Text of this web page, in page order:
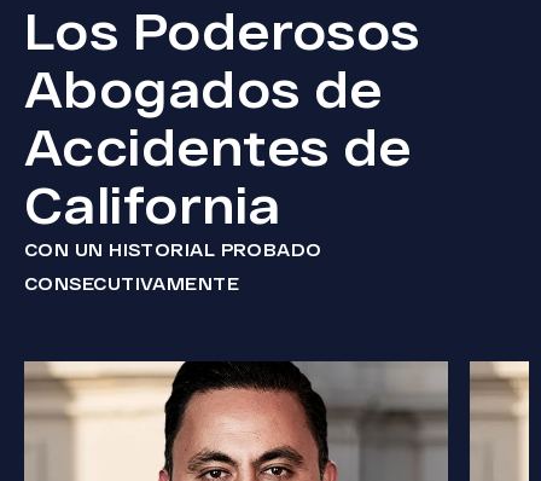
Los Poderosos
Abogados de
Accidentes de
California
CON UN HISTORIAL PROBADO
CONSECUTIVAMENTE